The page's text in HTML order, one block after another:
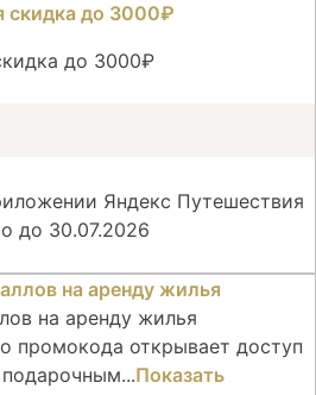
до 3000₽
Яндекс Путешествия
до 30.07.2026
на аренду жилья
промокода открывает доступ
Показать